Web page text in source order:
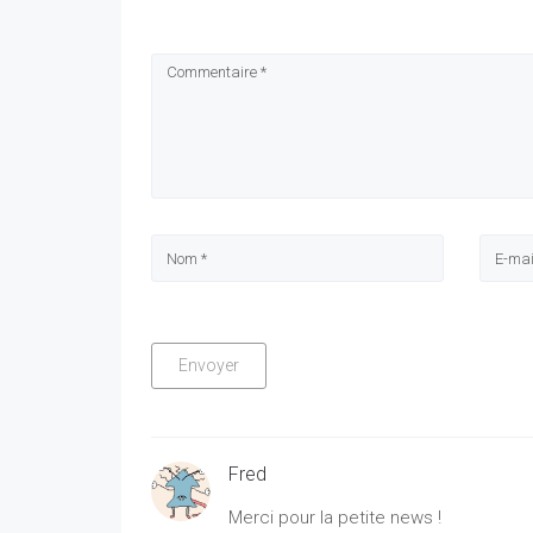
Fred
Merci pour la petite news !